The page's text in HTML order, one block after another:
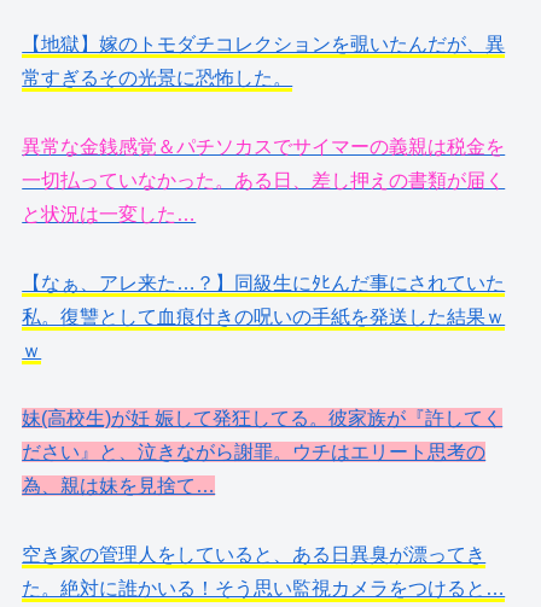
【地獄】嫁のトモダチコレクションを覗いたんだが、異
常すぎるその光景に恐怖した。
異常な金銭感覚＆パチソカスでサイマーの義親は税金を
一切払っていなかった。ある日、差し押えの書類が届く
と状況は一変した…
【なぁ、アレ来た…？】同級生にﾀﾋんだ事にされていた
私。復讐として血痕付きの呪いの手紙を発送した結果ｗ
ｗ
妹(高校生)が妊 娠して発狂してる。彼家族が『許してく
ださい』と、泣きながら謝罪。ウチはエリート思考の
為、親は妹を見捨て…
空き家の管理人をしていると、ある日異臭が漂ってき
た。絶対に誰かいる！そう思い監視カメラをつけると…